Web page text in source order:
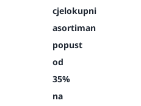
cjelokupni
asortiman
popust
od
35%
na